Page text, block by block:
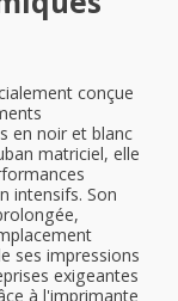
conçue
en noir et blanc
matriciel, elle
intensifs. Son
ses impressions
exigeantes
à l'imprimante